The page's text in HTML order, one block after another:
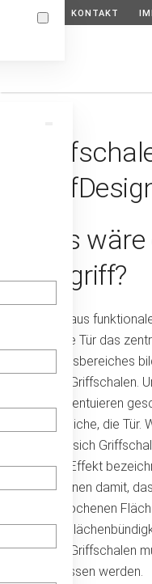
Zum Hauptinhalt springen
Was
Türgriff?
Das ist aus
wem die Tür das
Eingangsbereiches
unsere Griffschalen.
und akzentuieren
Wesentliche, die
passen sich
Diesen Effekt
und meinen damit,
unterbrochenen
dieser
unsere Griffschalen
eingelassen werden.
KONTAKT